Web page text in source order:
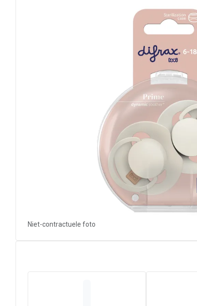
Niet-contractuele foto